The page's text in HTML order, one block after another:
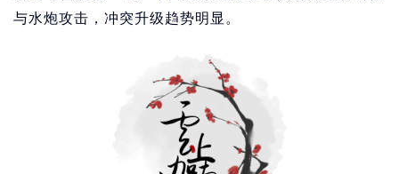
与水炮攻击，冲突升级趋势明显。